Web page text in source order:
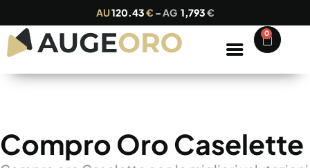
AU120.43€ –AG 1,793€
0
Compro Oro Caselette